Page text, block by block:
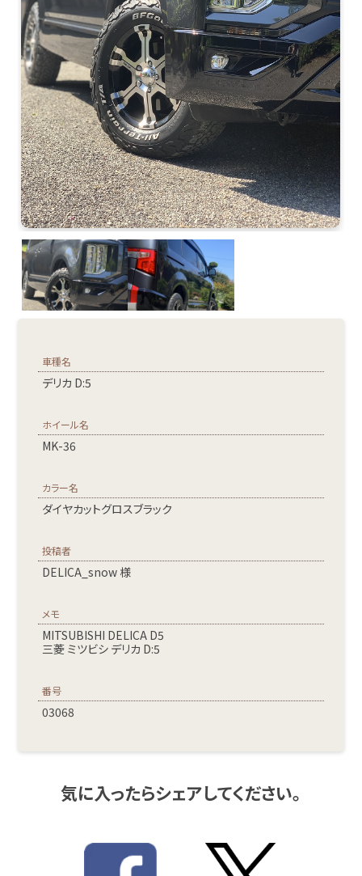
車種名
デリカ D:5
ホイール名
MK-36
カラー名
ダイヤカットグロスブラック
投稿者
DELICA_snow 様
メモ
MITSUBISHI DELICA D5
三菱 ミツビシ デリカ D:5
番号
03068
気に入ったらシェアしてください。